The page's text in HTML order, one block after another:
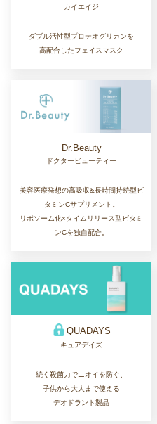
カイエイジ
ダブル活性型プロテオグリカンを
高配合したフェイスマスク
Dr.Beauty
ドクタービューティー
美容医療発想の高吸収&長時間持続型ビ
タミンCサプリメント。
リポソーム化×タイムリリース型ビタミ
ンCを独自配合。
QUADAYS
キュアデイズ
続く殺菌力でニオイを防ぐ、
子供から大人まで使える
デオドラント製品